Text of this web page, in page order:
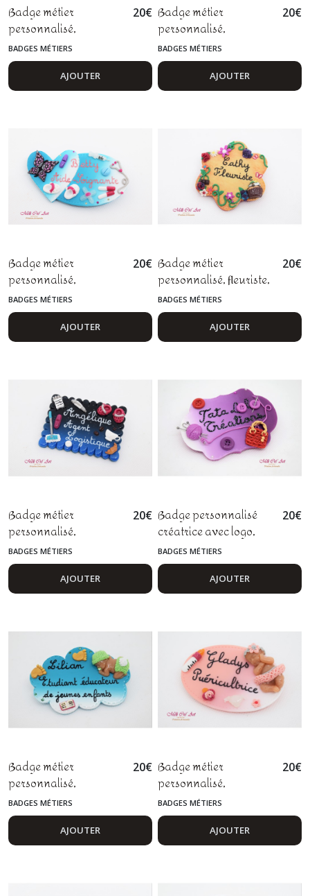
Badge métier
personnalisé,
animatrice, maitresse
d'école, ASEM, AESH,
pâte polymère fimo
20€
BADGES MÉTIERS
AJOUTER
Badge métier
personnalisé,
animatrice, maitresse
d'école, ATSEM, AVS,
pâte polymère fimo
20€
BADGES MÉTIERS
AJOUTER
Badge métier
personnalisé,
secrétaire médicale,
infirmière, aide-
soignante
20€
BADGES MÉTIERS
AJOUTER
Badge métier
personnalisé, fleuriste,
fleurs, badge fimo
20€
BADGES MÉTIERS
AJOUTER
Badge métier
personnalisé,
surveillante de nuit,
agent de service,
logistique, ASH
20€
BADGES MÉTIERS
AJOUTER
Badge personnalisé
créatrice avec logo,
créateur, artiste,
artisan
20€
BADGES MÉTIERS
AJOUTER
Badge métier
personnalisé,
éducateur, auxiliaire
de puériculture, sage-
femme, fimo
20€
BADGES MÉTIERS
AJOUTER
Badge métier
personnalisé,
puéricultrice,
auxiliaire de
puériculture, sage
femme, assistante
20€
BADGES MÉTIERS
AJOUTER